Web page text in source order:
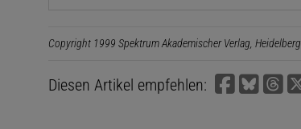
Copyright 1999 Spektrum Akademischer Verlag, Heidelberg
Diesen Artikel empfehlen: